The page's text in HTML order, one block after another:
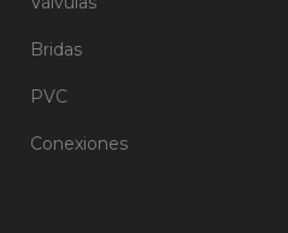
Bridas
PVC
Conexiones